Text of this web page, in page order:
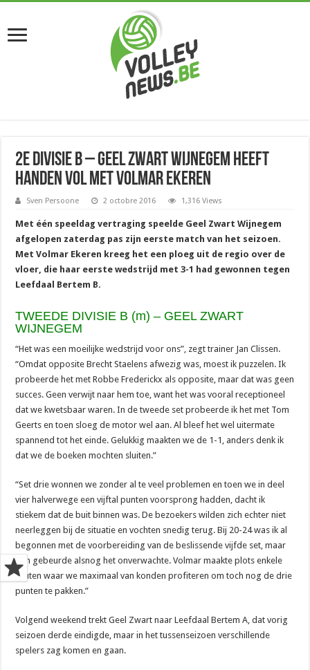
2e divisie B – Geel Zwart Wijnegem heeft
handen vol met Volmar Ekeren
Sven Persoone 2 octobre 2016 1,316 Views
Met één speeldag vertraging speelde Geel Zwart Wijnegem
afgelopen zaterdag pas zijn eerste match van het seizoen.
Met Volmar Ekeren kreeg het een ploeg uit de regio over de
vloer, die haar eerste wedstrijd met 3-1 had gewonnen tegen
Leefdaal Bertem B.
TWEEDE DIVISIE B (m) – GEEL ZWART
WIJNEGEM
“Het was een moeilijke wedstrijd voor ons”, zegt trainer Jan Clissen.
“Omdat opposite Brecht Staelens afwezig was, moest ik puzzelen. Ik
probeerde het met Robbe Frederickx als opposite, maar dat was geen
succes. Geen verwijt naar hem toe, want het was vooral receptioneel
dat we kwetsbaar waren. In de tweede set probeerde ik het met Tom
Geerts en toen sloeg de motor wel aan. Al bleef het wel uitermate
spannend tot het einde. Gelukkig maakten we de 1-1, anders denk ik
dat we de boeken mochten sluiten.”
“Set drie wonnen we zonder al te veel problemen en toen we in deel
vier halverwege een vijftal punten voorsprong hadden, dacht ik
stiekem dat de buit binnen was. De bezoekers wilden zich echter niet
neerleggen bij de situatie en vochten snedig terug. Bij 20-24 was ik al
begonnen met de voorbereiding van de beslissende vijfde set, maar
dan gebeurde alsnog het onverwachte. Volmar maakte plots enkele
fouten waar we maximaal van konden profiteren om toch nog de drie
punten te pakken.”
Volgend weekend trekt Geel Zwart naar Leefdaal Bertem A, dat vorig
seizoen derde eindigde, maar in het tussenseizoen verschillende
spelers zag komen en gaan.